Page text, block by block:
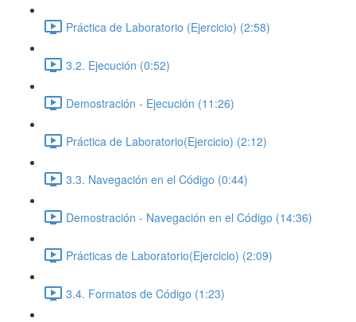
Práctica de Laboratorio (Ejercicio) (2:58)
3.2. Ejecución (0:52)
Demostración - Ejecución (11:26)
Práctica de Laboratorio(Ejercicio) (2:12)
3.3. Navegación en el Código (0:44)
Demostración - Navegación en el Código (14:36)
Prácticas de Laboratorio(Ejercicio) (2:09)
3.4. Formatos de Código (1:23)